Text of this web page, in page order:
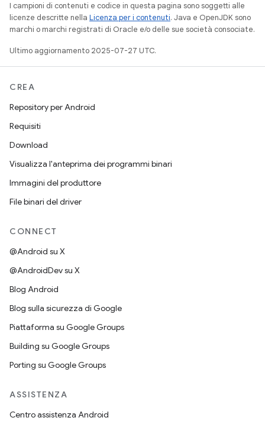
I campioni di contenuti e codice in questa pagina sono soggetti alle
licenze descritte nella Licenza per i contenuti. Java e OpenJDK sono
marchi o marchi registrati di Oracle e/o delle sue società consociate.
Ultimo aggiornamento 2025-07-27 UTC.
CREA
Repository per Android
Requisiti
Download
Visualizza l'anteprima dei programmi binari
Immagini del produttore
File binari del driver
CONNECT
@Android su X
@AndroidDev su X
Blog Android
Blog sulla sicurezza di Google
Piattaforma su Google Groups
Building su Google Groups
Porting su Google Groups
ASSISTENZA
Centro assistenza Android